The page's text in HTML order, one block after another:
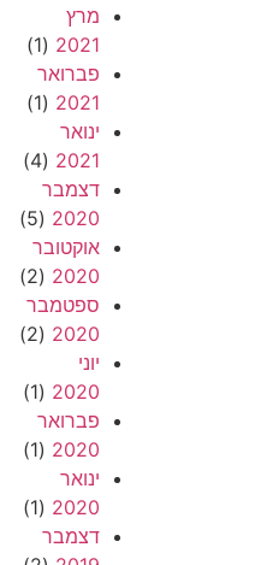
מרץ
2021
(1)
פברואר
2021
(1)
ינואר
2021
(4)
דצמבר
2020
(5)
אוקטובר
2020
(2)
ספטמבר
2020
(2)
יוני
2020
(1)
פברואר
2020
(1)
ינואר
2020
(1)
דצמבר